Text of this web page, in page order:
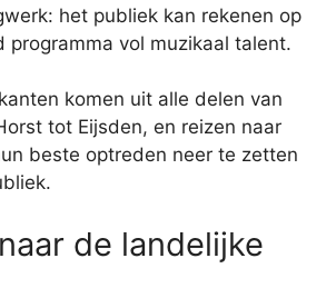
het publiek kan rekenen op
programma vol muzikaal talent.
komen uit alle delen van
tot Eijsden, en reizen naar
beste optreden neer te zetten
de landelijke